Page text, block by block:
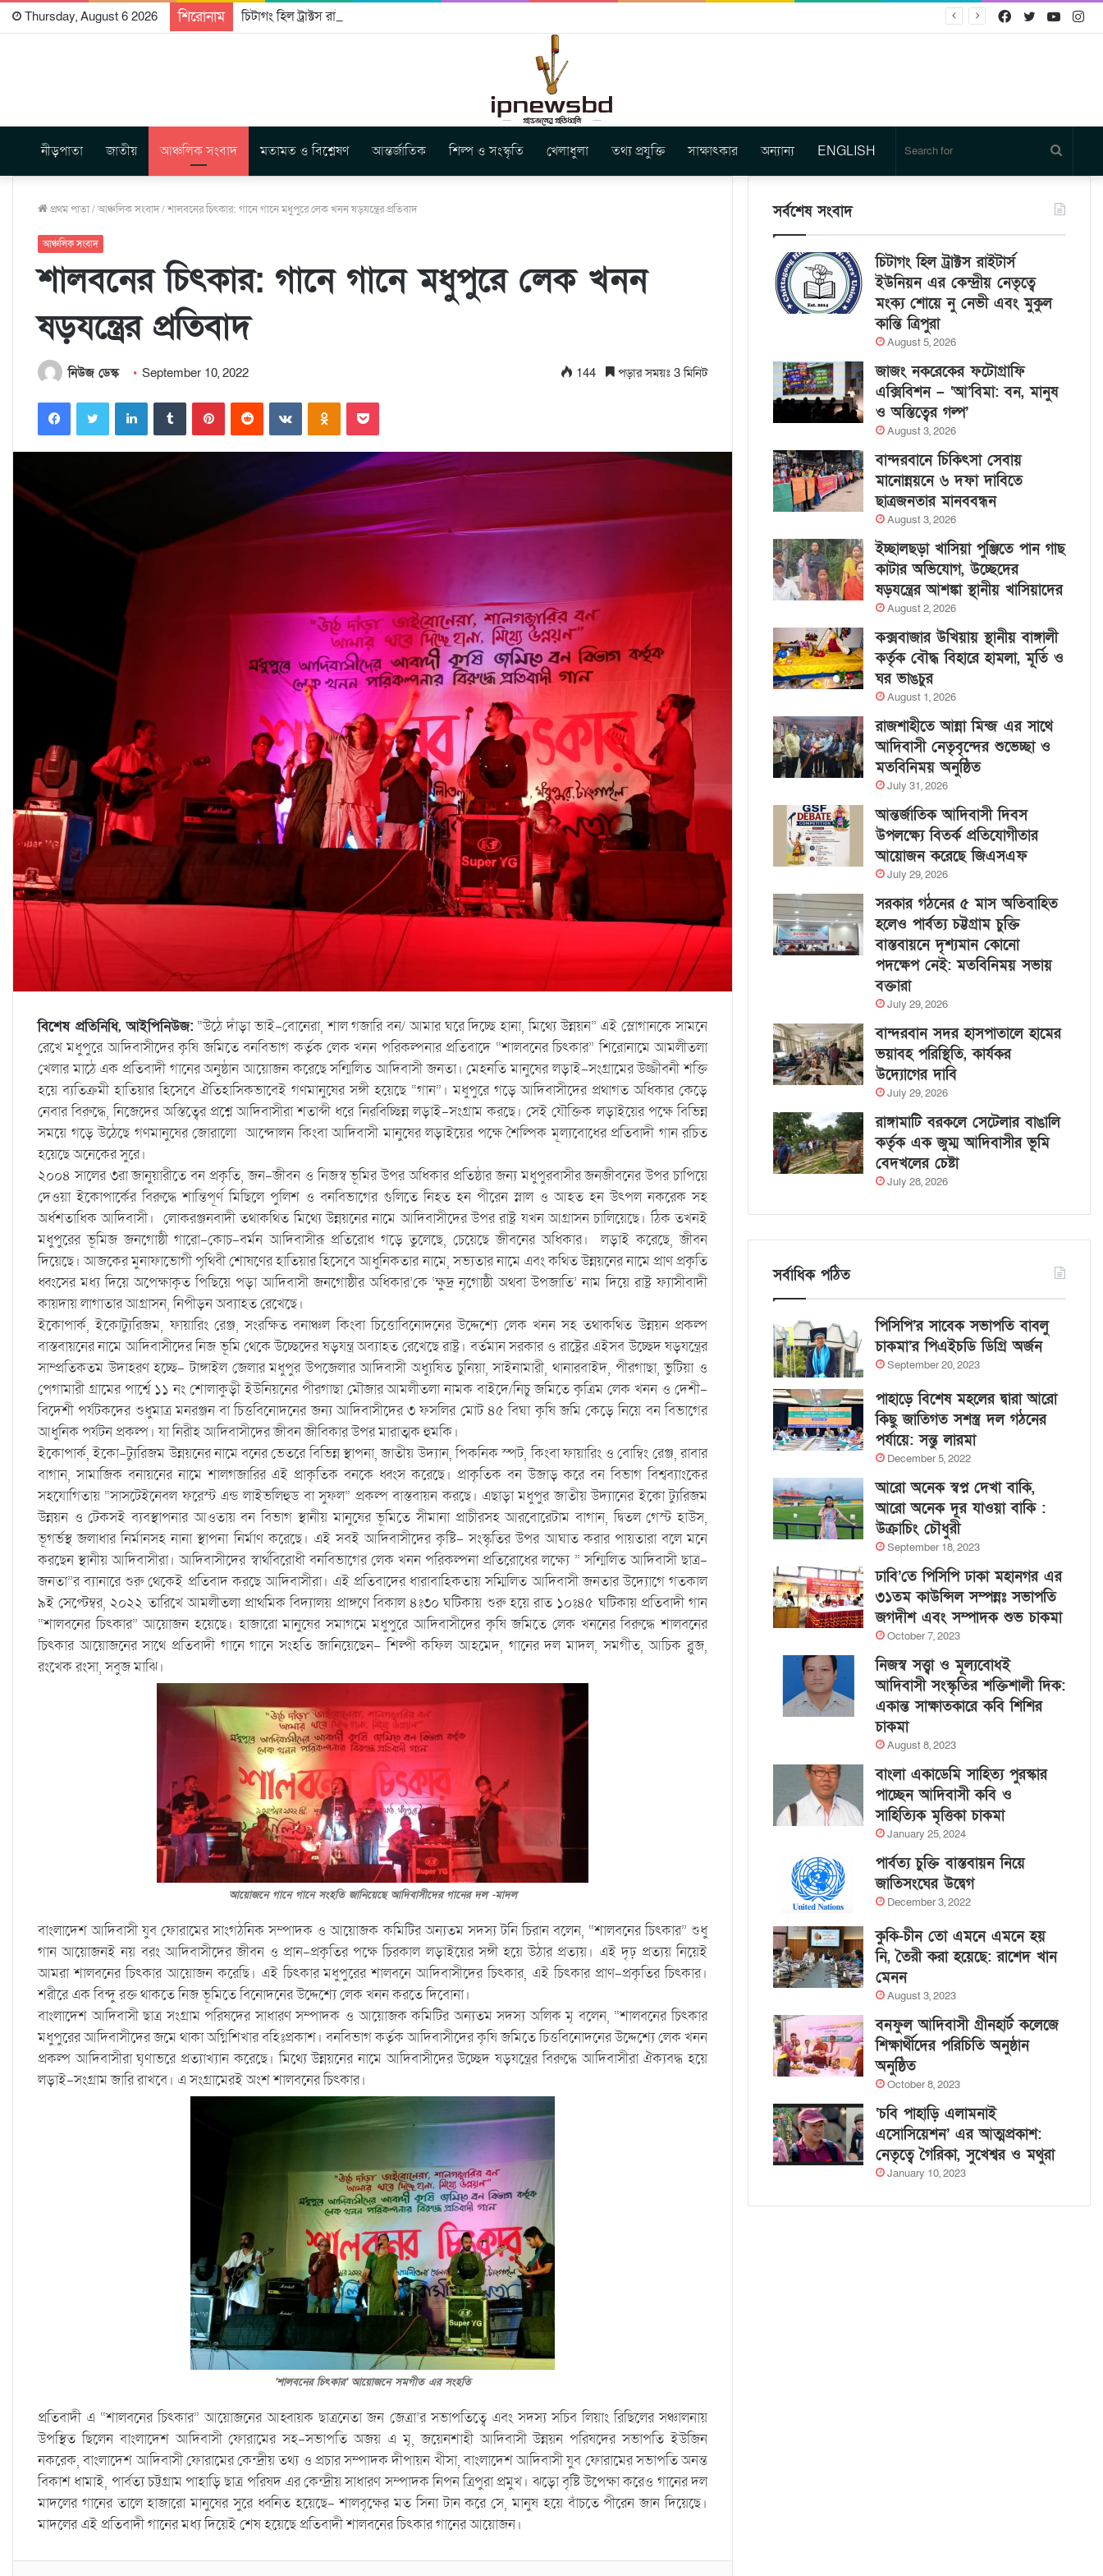
Thursday, August 6 2026 শিরোনাম চিটাগং হিল ট্রাক্টস রাইটার্স ইউনিয়ন এর কেন্দ্রীয় নেতৃত্বে মংক্য শোয়ে নু নেভী এবং মুকুল কান্তি ত্রিপুরা Twitter
Facebook
নীড়পাতা জাতীয় আঞ্চলিক সংবাদ মতামত ও বিশ্লেষণ আন্তর্জাতিক শিল্প ও সংস্কৃতি খেলাধুলা তথ্য প্রযুক্তি সাক্ষাৎকার অন্যান্য ENGLISH
for
প্রথম পাতা/আঞ্চলিক সংবাদ/শালবনের চিৎকার: গানে গানে মধুপুরে লেক খনন ষড়যন্ত্রের প্রতিবাদ
আঞ্চলিক সংবাদ
শালবনের চিৎকার: গানে গানে মধুপুরে লেক খনন
ষড়যন্ত্রের প্রতিবাদ
নিউজ ডেস্ক September 10, 2022 144 পড়ার সময়ঃ 3 মিনিট
বিশেষ প্রতিনিধি, আইপিনিউজ: “উঠে দাঁড়া ভাই-বোনেরা, শাল গজারি বন/ আমার ঘরে দিচ্ছে হানা, মিথ্যে উন্নয়ন” এই স্লোগানকে সামনে
রেখে মধুপুরে আদিবাসীদের কৃষি জমিতে বনবিভাগ কর্তৃক লেক খনন পরিকল্পনার প্রতিবাদে “শালবনের চিৎকার” শিরোনামে আমলীতলা
খেলার মাঠে এক প্রতিবাদী গানের অনুষ্ঠান আয়োজন করেছে সন্মিলিত আদিবাসী জনতা। মেহনতি মানুষের লড়াই-সংগ্রামের উজ্জীবনী শক্তি
হয়ে ব্যতিক্রমী হাতিয়ার হিসেবে ঐতিহাসিকভাবেই গণমানুষের সঙ্গী হয়েছে “গান”। মধুপুরে গড়ে আদিবাসীদের প্রথাগত অধিকার কেড়ে
নেবার বিরুদ্ধে, নিজেদের অস্তিত্বের প্রশ্নে আদিবাসীরা শতাব্দী ধরে নিরবিচ্ছিন্ন লড়াই-সংগ্রাম করছে। সেই যৌক্তিক লড়াইয়ের পক্ষে বিভিন্ন
সময়ে গড়ে উঠেছে গণমানুষের জোরালো আন্দোলন কিংবা আদিবাসী মানুষের লড়াইয়ের পক্ষে শৈল্পিক মূল্যবোধের প্রতিবাদী গান রচিত
হয়েছে অনেকের সুরে।
২০০৪ সালের ৩রা জানুয়ারীতে বন প্রকৃতি, জন-জীবন ও নিজস্ব ভূমির উপর অধিকার প্রতিষ্ঠার জন্য মধুপুরবাসীর জনজীবনের উপর চাপিয়ে
দেওয়া ইকোপার্কের বিরুদ্ধে শান্তিপূর্ণ মিছিলে পুলিশ ও বনবিভাগের গুলিতে নিহত হন পীরেন স্নাল ও আহত হন উৎপল নকরেক সহ
অর্ধশতাধিক আদিবাসী। লোকরঞ্জনবাদী তথাকথিত মিথ্যে উন্নয়নের নামে আদিবাসীদের উপর রাষ্ট্র যখন আগ্রাসন চালিয়েছে। ঠিক তখনই
মধুপুরের ভূমিজ জনগোষ্ঠী গারো-কোচ-বর্মন আদিবাসীরূ প্রতিরোধ গড়ে তুলেছে, চেয়েছে জীবনের অধিকার। লড়াই করেছে, জীবন
দিয়েছে। আজকের মুনাফাভোগী পৃথিবী শোষণের হাতিয়ার হিসেবে আধুনিকতার নামে, সভ্যতার নামে এবং কথিত উন্নয়নের নামে প্রাণ প্রকৃতি
ধ্বংসের মধ্য দিয়ে অপেক্ষাকৃত পিছিয়ে পড়া আদিবাসী জনগোষ্ঠীর অধিকার’কে ‘ক্ষুদ্র নৃগোষ্ঠী অথবা উপজাতি’ নাম দিয়ে রাষ্ট্র ফ্যাসীবাদী
কায়দায় লাগাতার আগ্রাসন, নিপীড়ন অব্যাহত রেখেছে।
ইকোপার্ক, ইকোট্যুরিজম, ফায়ারিং রেঞ্জ, সংরক্ষিত বনাঞ্চল কিংবা চিত্তোবিনোদনের উদ্দেশ্যে লেক খনন সহ তথাকথিত উন্নয়ন প্রকল্প
বাস্তবায়নের নামে আদিবাসীদের নিজ ভূমি থেকে উচ্ছেদের ষড়যন্ত্র অব্যাহত রেখেছে রাষ্ট্র। বর্তমান সরকার ও রাষ্ট্রের এইসব উচ্ছেদ ষড়যন্ত্রের
সাম্প্রতিকতম উদাহরণ হচ্ছে- টাঙ্গাইল জেলার মধুপুর উপজেলার আদিবাসী অধ্যুষিত চুনিয়া, সাইনামারী, থানারবাইদ, পীরগাছা, ভুটিয়া ও
পেগামারী গ্রামের পার্শ্বে ১১ নং শোলাকুড়ী ইউনিয়নের পীরগাছা মৌজার আমলীতলা নামক বাইদে/নিচু জমিতে কৃত্রিম লেক খনন ও দেশী-
বিদেশী পর্যটকদের শুধুমাত্র মনরঞ্জন বা চিত্তবিনোদনের জন্য আদিবাসীদের ৩ ফসলির মোট ৪৫ বিঘা কৃষি জমি কেড়ে নিয়ে বন বিভাগের
আধুনিক পর্যটন প্রকল্প। যা নিরীহ আদিবাসীদের জীবন জীবিকার উপর মারাত্মক হুমকি।
ইকোপার্ক, ইকো-ট্যুরিজম উন্নয়নের নামে বনের ভেতরে বিভিন্ন স্থাপনা, জাতীয় উদ্যান, পিকনিক স্পট, কিংবা ফায়ারিং ও বোম্বিং রেঞ্জ, রাবার
বাগান, সামাজিক বনায়নের নামে শালগজারির এই প্রাকৃতিক বনকে ধ্বংস করেছে। প্রাকৃতিক বন উজাড় করে বন বিভাগ বিশ্বব্যাংকের
সহযোগিতায় “সাসটেইনেবল ফরেস্ট এন্ড লাইভলিহুড বা সুফল” প্রকল্প বাস্তবায়ন করছে। এছাড়া মধুপুর জাতীয় উদ্যানের ইকো ট্যুরিজম
উন্নয়ন ও টেকসই ব্যবস্থাপনার আওতায় বন বিভাগ স্থানীয় মানুষের ভূমিতে সীমানা প্রাচীরসহ আরবোরেটাম বাগান, দ্বিতল গেস্ট হাউস,
ভূগর্ভস্থ জলাধার নির্মানসহ নানা স্থাপনা নির্মাণ করেছে। এই সবই আদিবাসীদের কৃষ্টি- সংস্কৃতির উপর আঘাত করার পায়তারা বলে মনে
করছেন স্থানীয় আদিবাসীরা। আদিবাসীদের স্বার্থবিরোধী বনবিভাগের লেক খনন পরিকল্পনা প্রতিরোধের লক্ষ্যে ” সন্মিলিত আদিবাসী ছাত্র-
জনতা”র ব্যানারে শুরু থেকেই প্রতিবাদ করছে আদিবাসীরা। এই প্রতিবাদের ধারাবাহিকতায় সম্মিলিত আদিবাসী জনতার উদ্যোগে গতকাল
৯ই সেপ্টেম্বর, ২০২২ তারিখে আমলীতলা প্রাথমিক বিদ্যালয় প্রাঙ্গণে বিকাল ৪ঃ৩০ ঘটিকায় শুরু হয়ে রাত ১০ঃ৪৫ ঘটিকায় প্রতিবাদী গান
“শালবনের চিৎকার” আয়োজন হয়েছে। হাজারো মানুষের সমাগমে মধুপুরে আদিবাসীদের কৃষি জমিতে লেক খননের বিরুদ্ধে শালবনের
চিৎকার আয়োজনের সাথে প্রতিবাদী গানে গানে সংহতি জানিয়েছেন- শিল্পী কফিল আহমেদ, গানের দল মাদল, সমগীত, আচিক ব্লুজ,
রংখেক রংসা, সবুজ মাঝি।
আয়োজনে গানে গানে সংহতি জানিয়েছে আদিবাসীদের গানের দল -মাদল
বাংলাদেশ আদিবাসী যুব ফোরামের সাংগঠনিক সম্পাদক ও আয়োজক কমিটির অন্যতম সদস্য টনি চিরান বলেন, “শালবনের চিৎকার” শুধু
গান আয়োজনই নয় বরং আদিবাসীদের জীবন ও প্রান-প্রকৃতির পক্ষে চিরকাল লড়াইয়ের সঙ্গী হয়ে উঠার প্রত্যয়। এই দৃঢ় প্রত্যয় নিয়েই
আমরা শালবনের চিৎকার আয়োজন করেছি। এই চিৎকার মধুপুরের শালবনে আদিবাসীদের চিৎকার, এই চিৎকার প্রাণ-প্রকৃতির চিৎকার।
শরীরে এক বিন্দু রক্ত থাকতে নিজ ভূমিতে বিনোদনের উদ্দেশ্যে লেক খনন করতে দিবোনা।
বাংলাদেশ আদিবাসী ছাত্র সংগ্রাম পরিষদের সাধারণ সম্পাদক ও আয়োজক কমিটির অন্যতম সদস্য অলিক মৃ বলেন, “শালবনের চিৎকার
মধুপুরের আদিবাসীদের জমে থাকা অগ্নিশিখার বহিঃপ্রকাশ। বনবিভাগ কর্তৃক আদিবাসীদের কৃষি জমিতে চিত্তবিনোদনের উদ্দেশ্যে লেক খনন
প্রকল্প আদিবাসীরা ঘৃণাভরে প্রত্যাখ্যান করেছে। মিথ্যে উন্নয়নের নামে আদিবাসীদের উচ্ছেদ ষড়যন্ত্রের বিরুদ্ধে আদিবাসীরা ঐক্যবদ্ধ হয়ে
লড়াই-সংগ্রাম জারি রাখবে। এ সংগ্রামেরই অংশ শালবনের চিৎকার।
‘শালবনের চিৎকার’ আয়োজনে সমগীত এর সংহতি
প্রতিবাদী এ “শালবনের চিৎকার” আয়োজনের আহ্বায়ক ছাত্রনেতা জন জেত্রা’র সভাপতিত্বে এবং সদস্য সচিব লিয়াং রিছিলের সঞ্চালনায়
উপস্থিত ছিলেন বাংলাদেশ আদিবাসী ফোরামের সহ-সভাপতি অজয় এ মৃ, জয়েনশাহী আদিবাসী উন্নয়ন পরিষদের সভাপতি ইউজিন
নকরেক, বাংলাদেশ আদিবাসী ফোরামের কেন্দ্রীয় তথ্য ও প্রচার সম্পাদক দীপায়ন খীসা, বাংলাদেশ আদিবাসী যুব ফোরামের সভাপতি অনন্ত
বিকাশ ধামাই, পার্বত্য চট্টগ্রাম পাহাড়ি ছাত্র পরিষদ এর কেন্দ্রীয় সাধারণ সম্পাদক নিপন ত্রিপুরা প্রমুখ। ঝড়ো বৃষ্টি উপেক্ষা করেও গানের দল
মাদলের গানের তালে হাজারো মানুষের সুরে ধ্বনিত হয়েছে- শালবৃক্ষের মত সিনা টান করে সে, মানুষ হয়ে বাঁচতে পীরেন জান দিয়েছে।
মাদলের এই প্রতিবাদী গানের মধ্য দিয়েই শেষ হয়েছে প্রতিবাদী শালবনের চিৎকার গানের আয়োজন।
সর্বশেষ সংবাদ
চিটাগং হিল ট্রাক্টস রাইটার্স
ইউনিয়ন এর কেন্দ্রীয় নেতৃত্বে
মংক্য শোয়ে নু নেভী এবং মুকুল
কান্তি ত্রিপুরা
August 5, 2026
জাজং নকরেকের ফটোগ্রাফি
এক্সিবিশন – ‘আ’বিমা: বন, মানুষ
ও অস্তিত্বের গল্প’
August 3, 2026
বান্দরবানে চিকিৎসা সেবায়
মানোন্নয়নে ৬ দফা দাবিতে
ছাত্রজনতার মানববন্ধন
August 3, 2026
ইচ্ছালছড়া খাসিয়া পুঞ্জিতে পান গাছ
কাটার অভিযোগ, উচ্ছেদের
ষড়যন্ত্রের আশঙ্কা স্থানীয় খাসিয়াদের
August 2, 2026
কক্সবাজার উখিয়ায় স্থানীয় বাঙ্গালী
কর্তৃক বৌদ্ধ বিহারে হামলা, মূর্তি ও
ঘর ভাঙচুর
August 1, 2026
রাজশাহীতে আন্না মিন্জ এর সাথে
আদিবাসী নেতৃবৃন্দের শুভেচ্ছা ও
মতবিনিময় অনুষ্ঠিত
July 31, 2026
আন্তর্জাতিক আদিবাসী দিবস
উপলক্ষ্যে বিতর্ক প্রতিযোগীতার
আয়োজন করেছে জিএসএফ
July 29, 2026
সরকার গঠনের ৫ মাস অতিবাহিত
হলেও পার্বত্য চট্টগ্রাম চুক্তি
বাস্তবায়নে দৃশ্যমান কোনো
পদক্ষেপ নেই: মতবিনিময় সভায়
বক্তারা
July 29, 2026
বান্দরবান সদর হাসপাতালে হামের
ভয়াবহ পরিস্থিতি, কার্যকর
উদ্যোগের দাবি
July 29, 2026
রাঙ্গামাটি বরকলে সেটেলার বাঙালি
কর্তৃক এক জুম্ম আদিবাসীর ভূমি
বেদখলের চেষ্টা
July 28, 2026
সর্বাধিক পঠিত
পিসিপি’র সাবেক সভাপতি বাবলু
চাকমা’র পিএইচডি ডিগ্রি অর্জন
September 20, 2023
পাহাড়ে বিশেষ মহলের দ্বারা আরো
কিছু জাতিগত সশস্ত্র দল গঠনের
পর্যায়ে: সন্তু লারমা
December 5, 2022
আরো অনেক স্বপ্ন দেখা বাকি,
আরো অনেক দূর যাওয়া বাকি :
উক্রাচিং চৌধুরী
September 18, 2023
ঢাবি’তে পিসিপি ঢাকা মহানগর এর
৩১তম কাউন্সিল সম্পন্নঃ সভাপতি
জগদীশ এবং সম্পাদক শুভ চাকমা
October 7, 2023
নিজস্ব সত্ত্বা ও মূল্যবোধই
আদিবাসী সংস্কৃতির শক্তিশালী দিক:
একান্ত সাক্ষাতকারে কবি শিশির
চাকমা
August 8, 2023
বাংলা একাডেমি সাহিত্য পুরস্কার
পাচ্ছেন আদিবাসী কবি ও
সাহিত্যিক মৃত্তিকা চাকমা
January 25, 2024
পার্বত্য চুক্তি বাস্তবায়ন নিয়ে
জাতিসংঘের উদ্বেগ
December 3, 2022
কুকি-চীন তো এমনে এমনে হয়
নি, তৈরী করা হয়েছে: রাশেদ খান
মেনন
August 3, 2023
বনফুল আদিবাসী গ্রীনহার্ট কলেজে
শিক্ষার্থীদের পরিচিতি অনুষ্ঠান
অনুষ্ঠিত
October 8, 2023
‘চবি পাহাড়ি এলামনাই
এসোসিয়েশন’ এর আত্মপ্রকাশ:
নেতৃত্বে গৈরিকা, সুখেশ্বর ও মথুরা
January 10, 2023